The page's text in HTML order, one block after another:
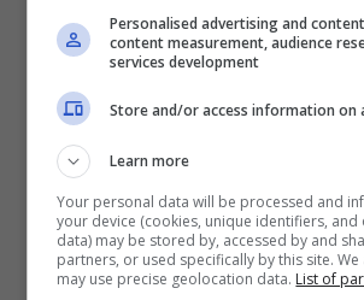
umano ho fatto un grande
prima pensavo che la
costituita da cose più grandi,
pensato fosse collegata ad
economico, mediatico… Ho
la vita partendo da zero e
che in un certo senso mi
Personalised advertising and
content measurement, audience
services development
Store and/or access information on
Learn more
Your personal data will be processed and
your device (cookies, unique identifiers, and
data) may be stored by, accessed by and
partners, or used specifically by this site.
may use precise geolocation data. List of